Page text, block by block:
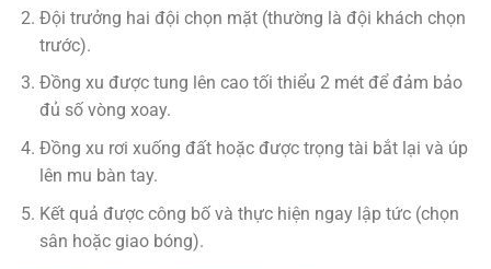
Đội trưởng hai đội chọn mặt (thường là đội khách chọn
trước).
Đồng xu được tung lên cao tối thiểu 2 mét để đảm bảo
đủ số vòng xoay.
Đồng xu rơi xuống đất hoặc được trọng tài bắt lại và úp
lên mu bàn tay.
Kết quả được công bố và thực hiện ngay lập tức (chọn
sân hoặc giao bóng).